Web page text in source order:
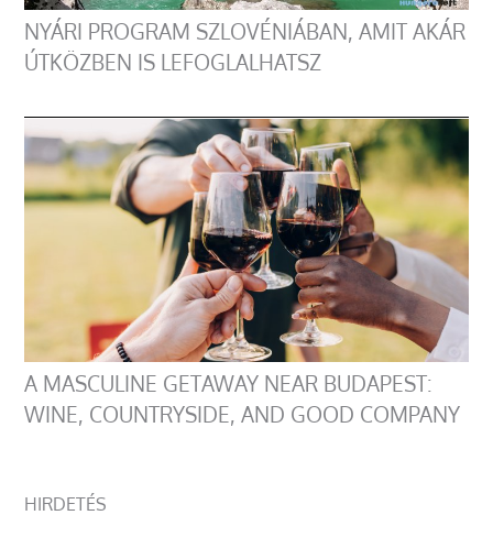
NYÁRI PROGRAM SZLOVÉNIÁBAN, AMIT AKÁR
ÚTKÖZBEN IS LEFOGLALHATSZ
A MASCULINE GETAWAY NEAR BUDAPEST:
WINE, COUNTRYSIDE, AND GOOD COMPANY
HIRDETÉS